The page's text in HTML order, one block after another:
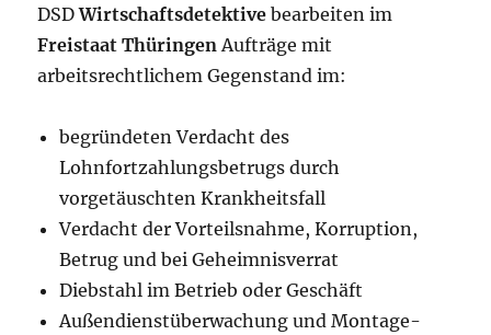
DSDWirtschaftsdetektive bearbeiten im
Freistaat Thüringen Aufträge mit
arbeitsrechtlichem Gegenstand im:
begründeten Verdacht des
Lohnfortzahlungsbetrugs durch
vorgetäuschten Krankheitsfall
Verdacht der Vorteilsnahme, Korruption,
Betrug und bei Geheimnisverrat
Diebstahl im Betrieb oder Geschäft
Außendienstüberwachung und Montage-